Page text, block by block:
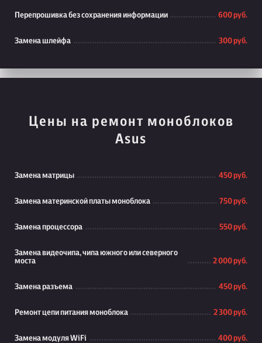
Перепрошивка без сохранения информации 600 руб.
Замена шлейфа 300 руб.
Цены на ремонт моноблоков
Asus
Замена матрицы 450 руб.
Замена материнской платы моноблока 750 руб.
Замена процессора 550 руб.
Замена видеочипа, чипа южного или северного
моста
2 000 руб.
Замена разъема 450 руб.
Ремонт цепи питания моноблока 2 300 руб.
Замена модуля WiFi 400 руб.